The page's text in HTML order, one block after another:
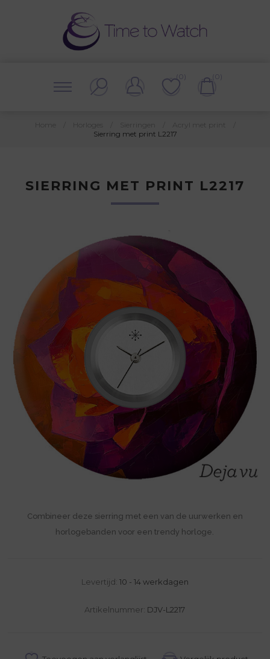
(0) (0)
Sierring met print L2217
SIERRING MET PRINT L2217
Combineer deze sierring met een van de uurwerken en
horlogebanden voor een trendy horloge.
Levertijd: 10 - 14 werkdagen
Artikelnummer: DJV-L2217